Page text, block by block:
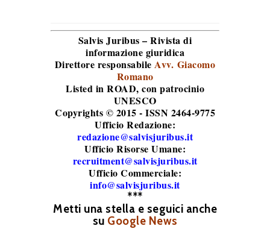
Salvis Juribus – Rivista di
informazione giuridica
Direttore responsabileAvv. Giacomo
Romano
Listed in ROAD, con patrocinio
UNESCO
Copyrights © 2015 - ISSN 2464-9775
Ufficio Redazione:
redazione@salvisjuribus.it
Ufficio Risorse Umane:
recruitment@salvisjuribus.it
Ufficio Commerciale:
info@salvisjuribus.it
***
Metti una stella e seguici anche
su Google News